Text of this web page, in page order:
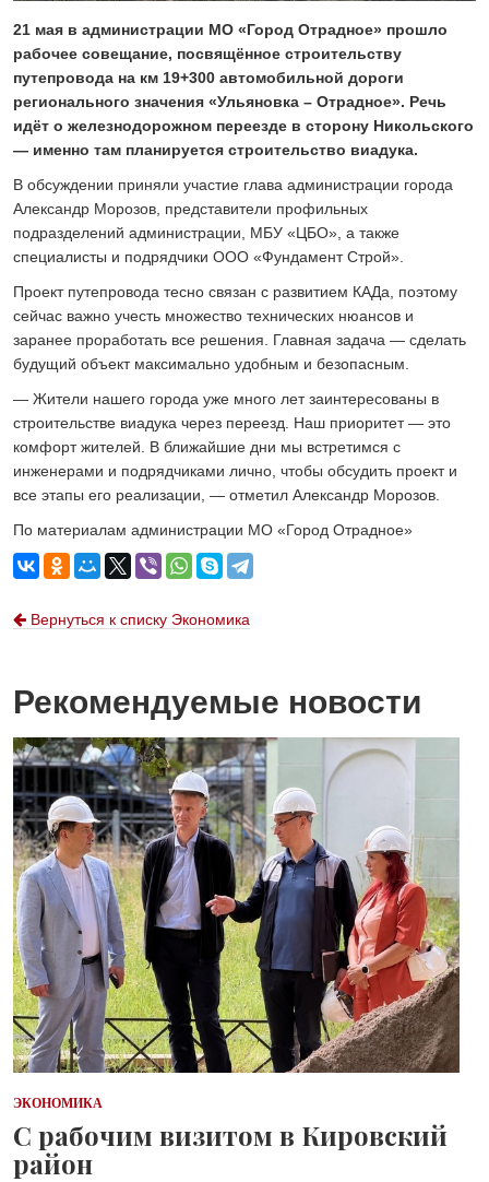
ОБЩЕСТВО
Скоро в школу!
24 ИЮЛЯ 2026
ОБЩЕСТВО
Спрашивали? Отвечаем!
21 мая в администрации МО «Город Отрадное» прошло
рабочее совещание, посвящённое строительству
путепровода на км 19+300 автомобильной дороги
регионального значения «Ульяновка – Отрадное». Речь
идёт о железнодорожном переезде в сторону Никольского
— именно там планируется строительство виадука.
В обсуждении приняли участие глава администрации города
Александр Морозов, представители профильных
подразделений администрации, МБУ «ЦБО», а также
специалисты и подрядчики ООО «Фундамент Строй».
Проект путепровода тесно связан с развитием КАДа, поэтому
сейчас важно учесть множество технических нюансов и
заранее проработать все решения. Главная задача — сделать
будущий объект максимально удобным и безопасным.
— Жители нашего города уже много лет заинтересованы в
строительстве виадука через переезд. Наш приоритет — это
комфорт жителей. В ближайшие дни мы встретимся с
инженерами и подрядчиками лично, чтобы обсудить проект и
все этапы его реализации, — отметил Александр Морозов.
По материалам администрации МО «Город Отрадное»
Вернуться к списку Экономика
Рекомендуемые новости
ЭКОНОМИКА
С рабочим визитом в Кировский
район